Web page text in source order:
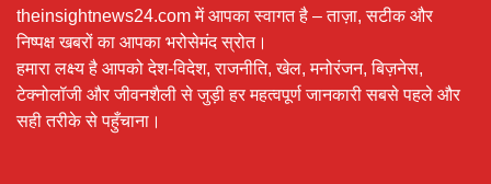
theinsightnews24.com में आपका स्वागत है – ताज़ा, सटीक और
निष्पक्ष खबरों का आपका भरोसेमंद स्रोत।
हमारा लक्ष्य है आपको देश-विदेश, राजनीति, खेल, मनोरंजन, बिज़नेस,
टेक्नोलॉजी और जीवनशैली से जुड़ी हर महत्वपूर्ण जानकारी सबसे पहले और
सही तरीके से पहुँचाना।